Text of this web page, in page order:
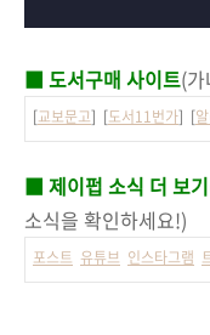
■ 도서구매 사이트(
[교보문고] [도서11번가] [
■ 제이펍 소식 더 보기
소식을 확인하세요!)
포스트 유튜브 인스타그램